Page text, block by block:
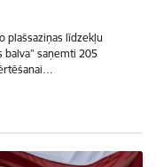
plašsaziņas līdzekļu
balva” saņemti 205